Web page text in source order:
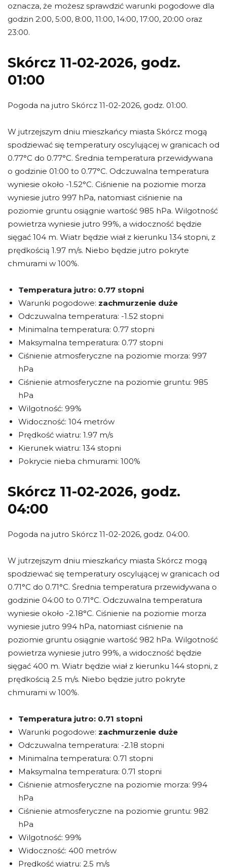
oznacza, że możesz sprawdzić warunki pogodowe dla
godzin 2:00, 5:00, 8:00, 11:00, 14:00, 17:00, 20:00 oraz
23:00.
Skórcz 11-02-2026, godz.
01:00
Pogoda na jutro Skórcz 11-02-2026, godz. 01:00.
W jutrzejszym dniu mieszkańcy miasta Skórcz mogą
spodziewać się temperatury oscylującej w granicach od
0.77°C do 0.77°C. Średnia temperatura przewidywana
o godzinie 01:00 to 0.77°C. Odczuwalna temperatura
wyniesie około -1.52°C. Ciśnienie na poziomie morza
wyniesie jutro 997 hPa, natomiast ciśnienie na
poziomie gruntu osiągnie wartość 985 hPa. Wilgotność
powietrza wyniesie jutro 99%, a widoczność będzie
sięgać 104 m. Wiatr będzie wiał z kierunku 134 stopni, z
prędkością 1.97 m/s. Niebo będzie jutro pokryte
chmurami w 100%.
Temperatura jutro: 0.77 stopni
Warunki pogodowe: zachmurzenie duże
Odczuwalna temperatura: -1.52 stopni
Minimalna temperatura: 0.77 stopni
Maksymalna temperatura: 0.77 stopni
Ciśnienie atmosferyczne na poziomie morza: 997
hPa
Ciśnienie atmosferyczne na poziomie gruntu: 985
hPa
Wilgotność: 99%
Widoczność: 104 metrów
Prędkość wiatru: 1.97 m/s
Kierunek wiatru: 134 stopni
Pokrycie nieba chmurami: 100%
Skórcz 11-02-2026, godz.
04:00
Pogoda na jutro Skórcz 11-02-2026, godz. 04:00.
W jutrzejszym dniu mieszkańcy miasta Skórcz mogą
spodziewać się temperatury oscylującej w granicach od
0.71°C do 0.71°C. Średnia temperatura przewidywana o
godzinie 04:00 to 0.71°C. Odczuwalna temperatura
wyniesie około -2.18°C. Ciśnienie na poziomie morza
wyniesie jutro 994 hPa, natomiast ciśnienie na
poziomie gruntu osiągnie wartość 982 hPa. Wilgotność
powietrza wyniesie jutro 99%, a widoczność będzie
sięgać 400 m. Wiatr będzie wiał z kierunku 144 stopni, z
prędkością 2.5 m/s. Niebo będzie jutro pokryte
chmurami w 100%.
Temperatura jutro: 0.71 stopni
Warunki pogodowe: zachmurzenie duże
Odczuwalna temperatura: -2.18 stopni
Minimalna temperatura: 0.71 stopni
Maksymalna temperatura: 0.71 stopni
Ciśnienie atmosferyczne na poziomie morza: 994
hPa
Ciśnienie atmosferyczne na poziomie gruntu: 982
hPa
Wilgotność: 99%
Widoczność: 400 metrów
Prędkość wiatru: 2.5 m/s